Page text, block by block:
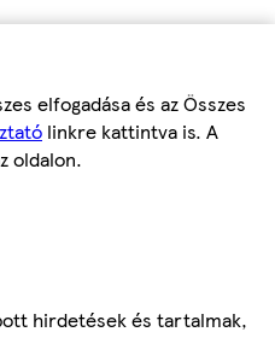
elfogadása és az Összes
linkre kattintva is. A
oldalon.
hirdetések és tartalmak,